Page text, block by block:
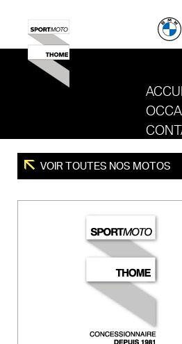
VOIR TOUTES NOS MOTOS